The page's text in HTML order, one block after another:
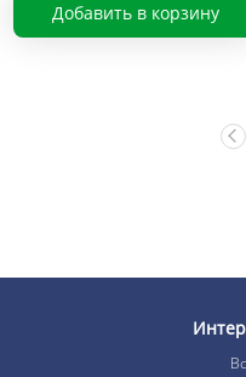
Добавить в корзину